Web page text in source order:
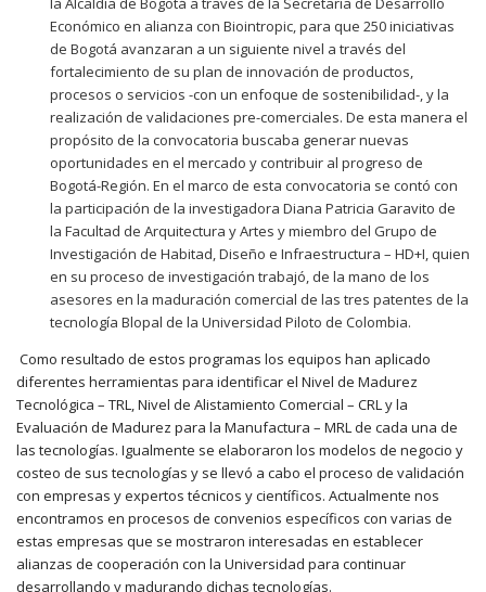
Económico en alianza con Biointropic, para que 250 iniciativas
de Bogotá avanzaran a un siguiente nivel a través del
fortalecimiento de su plan de innovación de productos,
procesos o servicios -con un enfoque de sostenibilidad-, y la
realización de validaciones pre-comerciales. De esta manera el
propósito de la convocatoria buscaba generar nuevas
oportunidades en el mercado y contribuir al progreso de
Bogotá-Región. En el marco de esta convocatoria se contó con
la participación de la investigadora Diana Patricia Garavito de
la Facultad de Arquitectura y Artes y miembro del Grupo de
Investigación de Habitad, Diseño e Infraestructura – HD+I, quien
en su proceso de investigación trabajó, de la mano de los
asesores en la maduración comercial de las tres patentes de la
tecnología Blopal de la Universidad Piloto de Colombia.
Como resultado de estos programas los equipos han aplicado
diferentes herramientas para identificar el Nivel de Madurez
Tecnológica – TRL, Nivel de Alistamiento Comercial – CRL y la
Evaluación de Madurez para la Manufactura – MRL de cada una de
las tecnologías. Igualmente se elaboraron los modelos de negocio y
costeo de sus tecnologías y se llevó a cabo el proceso de validación
con empresas y expertos técnicos y científicos. Actualmente nos
encontramos en procesos de convenios específicos con varias de
estas empresas que se mostraron interesadas en establecer
alianzas de cooperación con la Universidad para continuar
desarrollando y madurando dichas tecnologías.